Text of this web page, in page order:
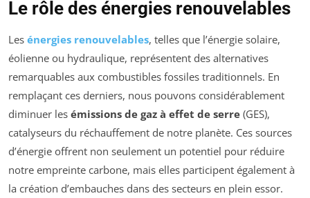
Le rôle des énergies renouvelables
Les énergies renouvelables, telles que l’énergie solaire,
éolienne ou hydraulique, représentent des alternatives
remarquables aux combustibles fossiles traditionnels. En
remplaçant ces derniers, nous pouvons considérablement
diminuer les émissions de gaz à effet de serre (GES),
catalyseurs du réchauffement de notre planète. Ces sources
d’énergie offrent non seulement un potentiel pour réduire
notre empreinte carbone, mais elles participent également à
la création d’embauches dans des secteurs en plein essor.